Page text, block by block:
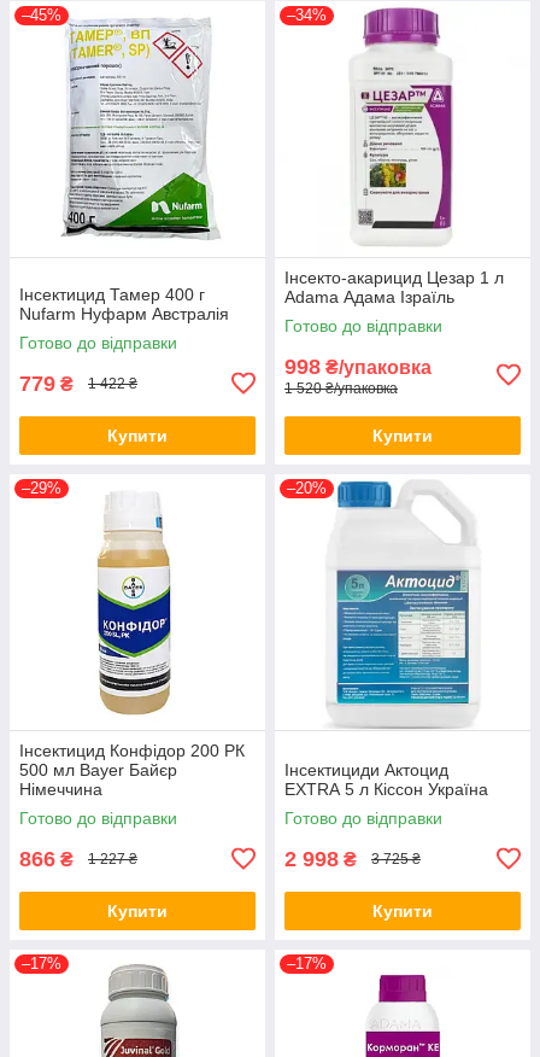
–45%
Інсектицид Тамер 400 г
Nufarm Нуфарм Австралія
Готово до відправки
779 ₴ 1 422 ₴
Купити
–34%
Інсекто-акарицид Цезар 1 л
Adama Адама Ізраїль
Готово до відправки
998 ₴/упаковка
1 520 ₴/упаковка
Купити
–29%
Інсектицид Конфідор 200 РК
500 мл Bayer Байєр
Німеччина
Готово до відправки
866 ₴ 1 227 ₴
Купити
–20%
Інсектициди Актоцид
EXTRA 5 л Кіссон Україна
Готово до відправки
2 998 ₴ 3 725 ₴
Купити
–17% –17%